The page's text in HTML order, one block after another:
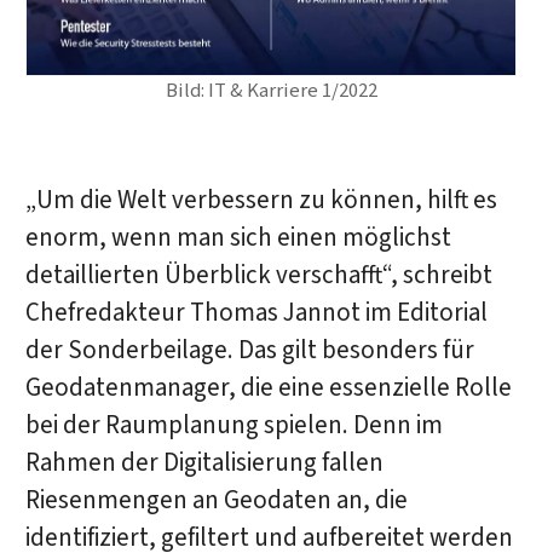
Bild: IT & Karriere 1/2022
„Um die Welt verbessern zu können, hilft es
enorm, wenn man sich einen möglichst
detaillierten Überblick verschafft“, schreibt
Chefredakteur Thomas Jannot im Editorial
der Sonderbeilage. Das gilt besonders für
Geodatenmanager, die eine essenzielle Rolle
bei der Raumplanung spielen. Denn im
Rahmen der Digitalisierung fallen
Riesenmengen an Geodaten an, die
identifiziert, gefiltert und aufbereitet werden